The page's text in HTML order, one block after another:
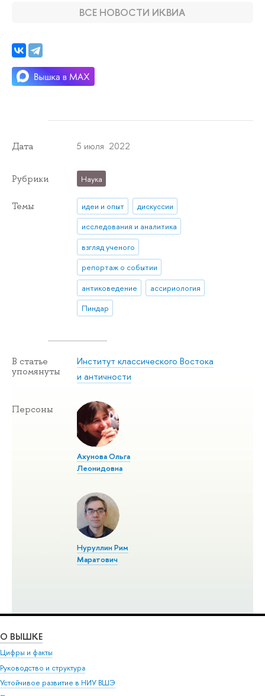
ВСЕ НОВОСТИ ИКВИА
Дата 5 июля 2022
Рубрики Наука
Темы идеи и опыт
дискуссии
исследования и аналитика
взгляд ученого
репортаж о событии
антиковедение
ассириология
Пиндар
В статье
упомянуты
Институт классического Востока
и античности
Персоны
Ахунова Ольга
Леонидовна
Нуруллин Рим
Маратович
О ВЫШКЕ
Цифры и факты
Руководство и структура
Устойчивое развитие в НИУ ВШЭ